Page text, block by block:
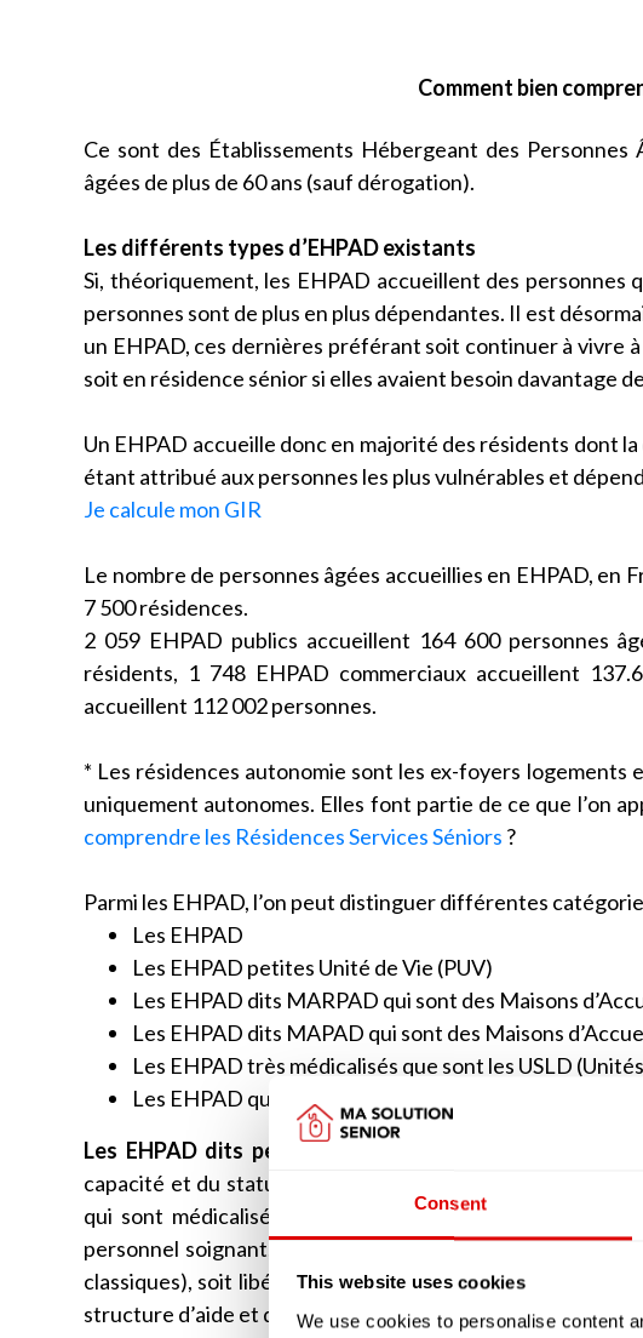
Consent
This website uses cookies
We use cookies to personalise content
Comment bien
Ce sont des Établissements Hébergeant des Personnes
âgées de plus de 60 ans (sauf dérogation).
Les différents types d’EHPAD existants
Si, théoriquement, les EHPAD accueillent des personnes
personnes sont de plus en plus dépendantes. Il est
un EHPAD, ces dernières préférant soit continuer à vivre à
soit en résidence sénior si elles avaient besoin davantage
Un EHPAD accueille donc en majorité des résidents dont
étant attribué aux personnes les plus vulnérables et
Je calcule mon GIR
Le nombre de personnes âgées accueillies en EHPAD, en
7 500 résidences.
2 059 EHPAD publics accueillent 164 600 personnes
résidents, 1 748 EHPAD commerciaux accueillent
accueillent 112 002 personnes.
* Les résidences autonomie sont les ex-foyers logements
uniquement autonomes. Elles font partie de ce que l’on
comprendre les Résidences Services Séniors ?
Parmi les EHPAD, l’on peut distinguer différentes
Les EHPAD
Les EHPAD petites Unité de Vie (PUV)
Les EHPAD dits MARPAD qui sont des Maisons
Les EHPAD dits MAPAD qui sont des Maisons
Les EHPAD très médicalisés que sont les USLD
Les EHPAD qui disposent d’unité d’accueil de jour ou
Les EHPAD dits petites unité de vie (PUV)
capacité et du statut des intervenants soignants. Elles ne
qui sont médicalisées. Les chambres peuvent
personnel soignant, à la différence des EHPAD
classiques), soit libéral auquel cas le résident fait appel à
structure d’aide et de soins à domicile (SAAD ou SSIAD ou